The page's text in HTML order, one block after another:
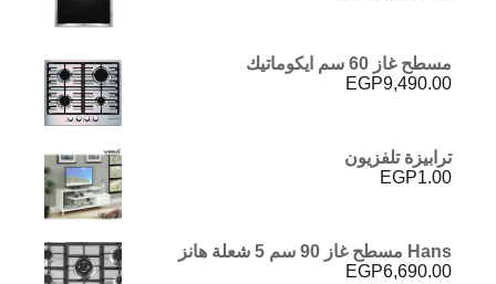
مسطح غاز 60 سم ايكوماتيك
EGP9,490.00
ترابيزة تلفزيون
EGP1.00
Hans مسطح غاز 90 سم 5 شعلة هانز
EGP6,690.00